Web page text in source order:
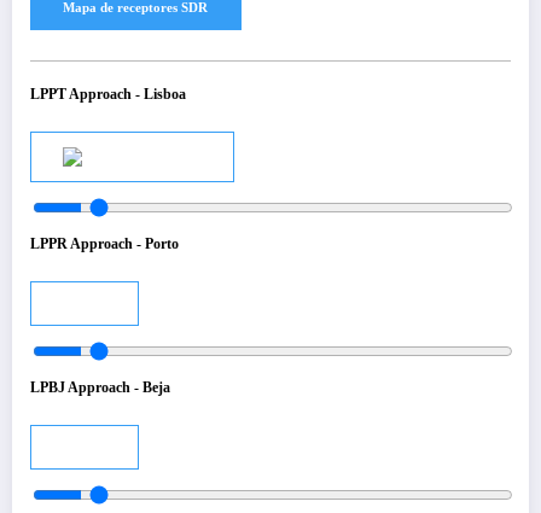
LPPT Approach - Lisboa
LPPR Approach - Porto
LPBJ Approach - Beja